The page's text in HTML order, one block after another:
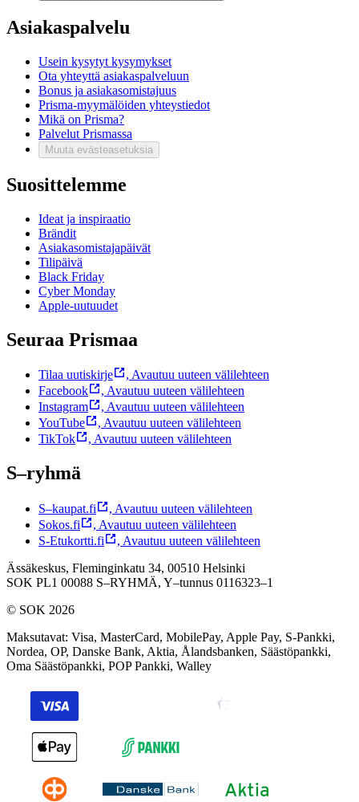
Asiakaspalvelu
Usein kysytyt kysymykset
Ota yhteyttä asiakaspalveluun
Bonus ja asiakasomistajuus
Prisma-myymälöiden yhteystiedot
Mikä on Prisma?
Palvelut Prismassa
Muuta evästeasetuksia
Suosittelemme
Ideat ja inspiraatio
Brändit
Asiakasomistajapäivät
Tilipäivä
Black Friday
Cyber Monday
Apple-uutuudet
Seuraa Prismaa
Tilaa uutiskirje , Avautuu uuteen välilehteen
Facebook
, Avautuu uuteen välilehteen
Instagram
, Avautuu uuteen välilehteen
YouTube
, Avautuu uuteen välilehteen
TikTok
, Avautuu uuteen välilehteen
S–ryhmä
S–kaupat.fi , Avautuu uuteen välilehteen
Sokos.fi
, Avautuu uuteen välilehteen
S-Etukortti.fi
, Avautuu uuteen välilehteen
Ässäkeskus, Fleminginkatu 34, 00510 Helsinki
SOK PL1 00088 S–RYHMÄ, Y–tunnus 0116323–1
© SOK 2026
Maksutavat: Visa, MasterCard, MobilePay, Apple Pay, S-Pankki,
Nordea, OP, Danske Bank, Aktia, Ålandsbanken, Säästöpankki,
Oma Säästöpankki, POP Pankki, Walley